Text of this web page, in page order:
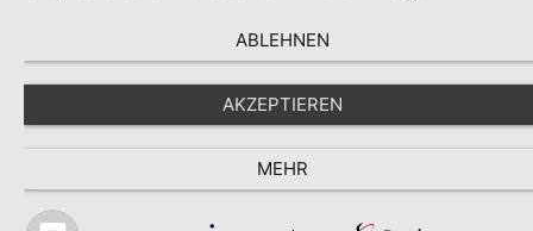
ABLEHNEN
AKZEPTIEREN
MEHR